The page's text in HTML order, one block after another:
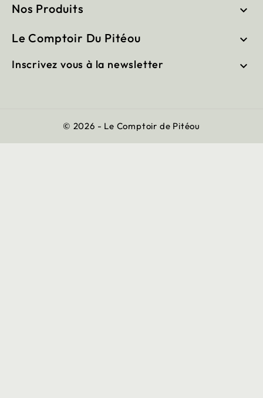
Nos Produits 
Le Comptoir Du Pitéou 
Inscrivez vous à la newsletter 
© 2026 - Le Comptoir de Pitéou